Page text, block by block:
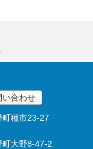
い合わせ
種市23-27
町大野8-47-2